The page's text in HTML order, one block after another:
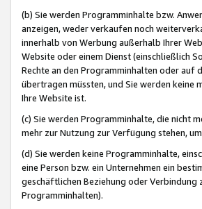
(b) Sie werden Programminhalte bzw.
anzeigen, weder verkaufen noch
innerhalb von Werbung außerhalb Ihrer
Website oder einem Dienst (einschließlich
Rechte an den Programminhalten oder auf
übertragen müssten, und Sie werden keine
Ihre Website ist.
(c) Sie werden Programminhalte, die nicht
mehr zur Nutzung zur Verfügung stehen,
(d) Sie werden keine Programminhalte,
eine Person bzw. ein Unternehmen ein
geschäftlichen Beziehung oder
Programminhalten).